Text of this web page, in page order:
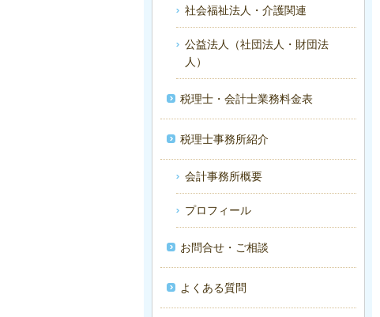
社会福祉法人・介護関連
公益法人（社団法人・財団法
人）
税理士・会計士業務料金表
税理士事務所紹介
会計事務所概要
プロフィール
お問合せ・ご相談
よくある質問